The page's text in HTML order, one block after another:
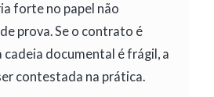
forte no papel não
prova. Se o contrato é
cadeia documental é frágil, a
contestada na prática.